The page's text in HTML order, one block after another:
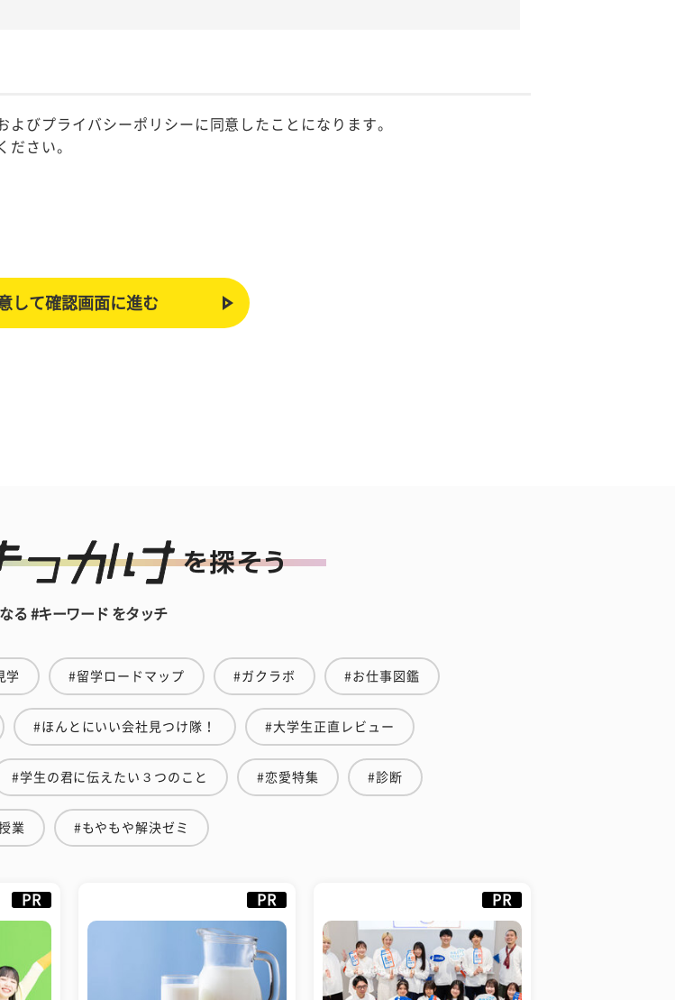
びプライバシーポリシーに同意したことになります。
ださい。
る #キーワード をタッチ
学 #留学ロードマップ #ガクラボ #お仕事図鑑
#ほんとにいい会社見つけ隊！ #大学生正直レビュー
#学生の君に伝えたい３つのこと #恋愛特集 #診断
業 #もやもや解決ゼミ
PR PR PR